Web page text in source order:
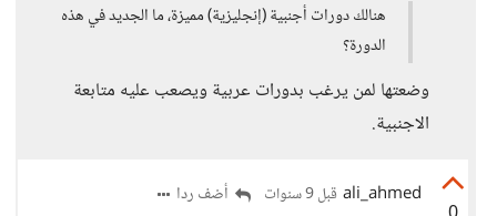
هنالك دورات أجنبية (إنجليزية) مميزة، ما الجديد في هذه
الدورة؟
وضعتها لمن يرغب بدورات عربية ويصعب عليه متابعة
الاجنبية.
ali_ahmed قبل 9 سنوات أضف ردا